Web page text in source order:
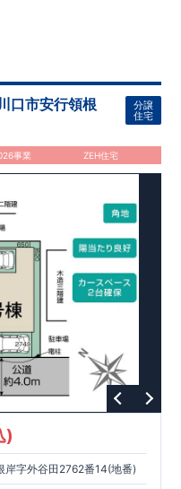
口市安行領根
分譲
住宅
事業 ZEH住宅
)
岸字外谷田2762番14(地番)